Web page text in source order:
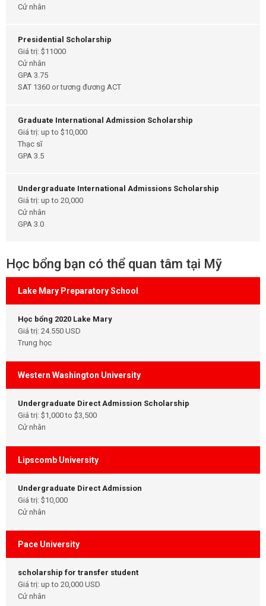
Cử nhân
Presidential Scholarship
Giá trị: $11000
Cử nhân
GPA 3.75
SAT 1360 or tương đương ACT
Graduate International Admission Scholarship
Giá trị: up to $10,000
Thạc sĩ
GPA 3.5
Undergraduate International Admissions Scholarship
Giá trị: up to 20,000
Cử nhân
GPA 3.0
Học bổng bạn có thể quan tâm tại Mỹ
Lake Mary Preparatory School
Học bổng 2020 Lake Mary
Giá trị: 24.550 USD
Trung học
Western Washington University
Undergraduate Direct Admission Scholarship
Giá trị: $1,000 to $3,500
Cử nhân
Lipscomb University
Undergraduate Direct Admission
Giá trị: $10,000
Cử nhân
Pace University
scholarship for transfer student
Giá trị: up to 20,000 USD
Cử nhân